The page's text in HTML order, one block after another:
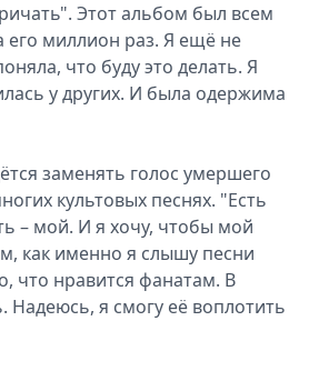
Этот альбом был всем
его миллион раз. Я ещё не
что буду это делать. Я
у других. И была одержима
заменять голос умершего
культовых песнях. "Есть
– мой. И я хочу, чтобы мой
как именно я слышу песни
что нравится фанатам. В
Надеюсь, я смогу её воплотить